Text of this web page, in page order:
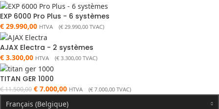
EXP 6000 Pro Plus - 6 systèmes
€ 29.990,00 HTVA (€ 29.990,00 TVAC)
AJAX Electra - 2 systèmes
€ 3.300,00 HTVA (€ 3.300,00 TVAC)
TITAN GER 1000
€11.500,00 € 7.000,00 HTVA (€ 7.000,00 TVAC)
Français (Belgique)